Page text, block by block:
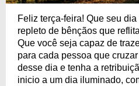
Feliz terça-feira! Que seu
repleto de bênçãos que
Que você seja capaz de
para cada pessoa que
desse dia e tenha a
inicio a um dia iluminado,